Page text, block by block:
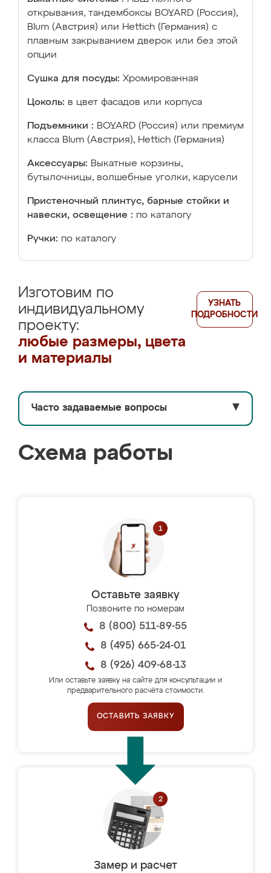
открывания, тандембоксы BOYARD (Россия),
Blum (Австрия) или Hettich (Германия) с
плавным закрыванием дверок или без этой
опции
Сушка для посуды: Хромированная
Цоколь: в цвет фасадов или корпуса
Подъемники : BOYARD (Россия) или премиум
класса Blum (Австрия), Hettich (Германия)
Аксессуары: Выкатные корзины,
бутылочницы, волшебные уголки, карусели
Пристеночный плинтус, барные стойки и
навески, освещение : по каталогу
Ручки: по каталогу
Изготовим по
индивидуальному
проекту:
любые размеры, цвета
и материалы
УЗНАТЬ
ПОДРОБНОСТИ
Часто задаваемые вопросы ▼
Схема работы
Оставьте заявку
Позвоните по номерам
8 (800) 511-89-55
8 (495) 665-24-01
8 (926) 409-68-13
Или оставьте заявку на сайте для консультации и
предварительного расчёта стоимости.
ОСТАВИТЬ ЗАЯВКУ
Замер и расчет